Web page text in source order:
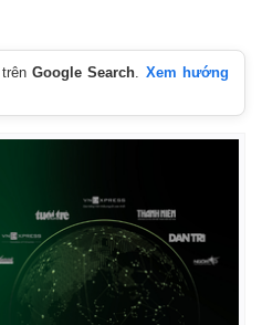
trênGoogle Search. Xem hướng